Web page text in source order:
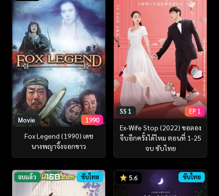
Movie 1990
Fox Legend (1990) เดช
นางพญาจิ้งจอกขาว
SS 1 EP 1
Ex-Wife Stop (2022) ขอลอง
จีบอีกครั้งได้ไหม ตอนที่ 1-25
จบ ซับไทย
จบแล้ว ซับไทย 5.6 ซับไทย